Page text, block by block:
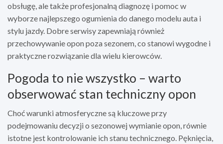
obsługę, ale także profesjonalną diagnozę i pomoc w
wyborze najlepszego ogumienia do danego modelu auta i
stylu jazdy. Dobre serwisy zapewniają również
przechowywanie opon poza sezonem, co stanowi wygodne i
praktyczne rozwiązanie dla wielu kierowców.
Pogoda to nie wszystko – warto
obserwować stan techniczny opon
Choć warunki atmosferyczne są kluczowe przy
podejmowaniu decyzji o sezonowej wymianie opon, równie
istotne jest kontrolowanie ich stanu technicznego. Pęknięcia,